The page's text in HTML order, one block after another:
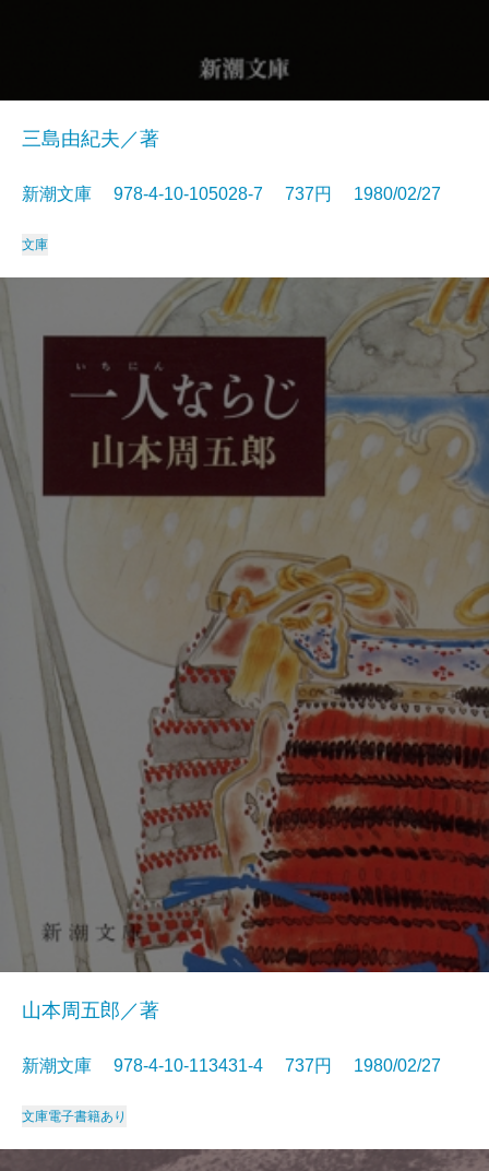
三島由紀夫／著
新潮文庫 978-4-10-105028-7 737円 1980/02/27
文庫
山本周五郎／著
新潮文庫 978-4-10-113431-4 737円 1980/02/27
文庫電子書籍あり